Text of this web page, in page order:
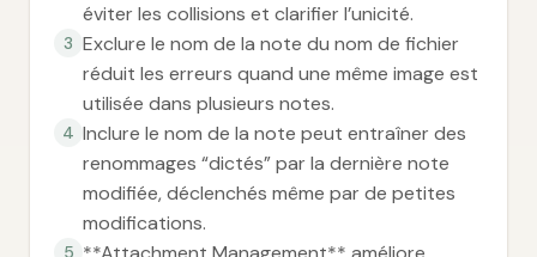
éviter les collisions et clarifier l’unicité.
3 Exclure le nom de la note du nom de fichier
réduit les erreurs quand une même image est
utilisée dans plusieurs notes.
4 Inclure le nom de la note peut entraîner des
renommages “dictés” par la dernière note
modifiée, déclenchés même par de petites
modifications.
5